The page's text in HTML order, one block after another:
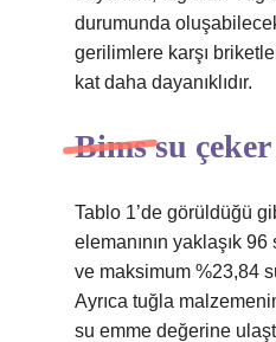
durumunda
gerilimlere karşı
kat daha dayanıklıdır.
Bims su
Tablo 1’de görüldüğü
elemanının yaklaşık
ve maksimum %23,84
Ayrıca tuğla
su emme değerine